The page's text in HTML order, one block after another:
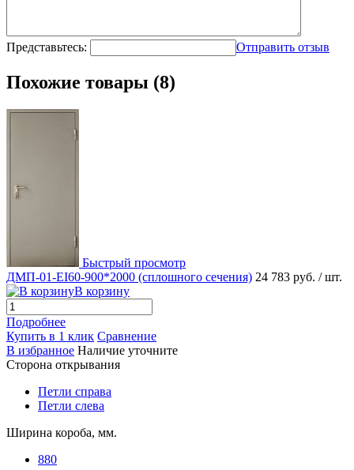
Представьтесь: Отправить отзыв
Похожие товары (8)
Быстрый просмотр
ДМП-01-EI60-900*2000 (сплошного сечения) 24 783 руб. / шт.
В корзину
Подробнее
Купить в 1 клик Сравнение
В избранное Наличие уточните
Сторона открывания
Петли справа
Петли слева
Ширина короба, мм.
880